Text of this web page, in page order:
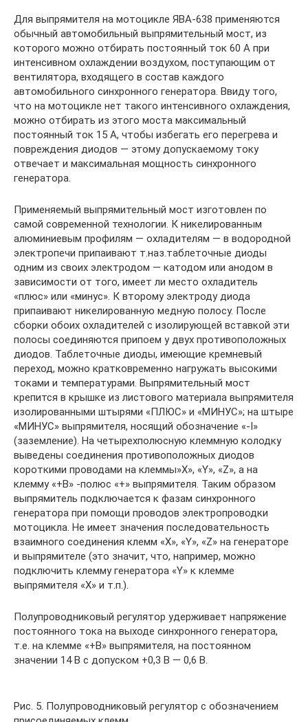
Для выпрямителя на мотоцикле ЯВА-638 применяются
обычный автомобильный выпрямительный мост, из
которого можно отбирать постоянный ток 60 А при
интенсивном охлаждении воздухом, поступающим от
вентилятора, входящего в состав каждого
автомобильного синхронного генератора. Ввиду того,
что на мотоцикле нет такого интенсивного охлаждения,
можно отбирать из этого моста максимальный
постоянный ток 15 А, чтобы избегать его перегрева и
повреждения диодов — этому допускаемому току
отвечает и максимальная мощность синхронного
генератора.
Применяемый выпрямительный мост изготовлен по
самой современной технологии. К никелированным
алюминиевым профилям — охладителям — в водородной
электропечи припаивают т.наз.таблеточные диоды
одним из своих электродом — катодом или анодом в
зависимости от того, имеет ли место охладитель
«плюс» или «минус». К второму электроду диода
припаивают никелированную медную полосу. После
сборки обоих охладителей с изолирующей вставкой эти
полосы соединяются припоем у двух противоположных
диодов. Таблеточные диоды, имеющие кремневый
переход, можно кратковременно нагружать высокими
токами и температурами. Выпрямительный мост
крепится в крышке из листового материала выпрямителя
изолированными штырями «ПЛЮС» и «МИНУС»; на штыре
«МИНУС» выпрямителя, носящий обозначение «-I»
(заземление). На четырехполюсную клеммную колодку
выведены соединения противоположных диодов
короткими проводами на клеммы»X», «Y», «Z», а на
клемму «+В» -полюс «+» выпрямителя. Таким образом
выпрямитель подключается к фазам синхронного
генератора при помощи проводов электропроводки
мотоцикла. Не имеет значения последовательность
взаимного соединения клемм «X», «Y», «Z» на генераторе
и выпрямителе (это значит, что, например, можно
подключить клемму генератора «Y» к клемме
выпрямителя «X» и т.п.).
Полупроводниковый регулятор удерживает напряжение
постоянного тока на выходе синхронного генератора,
т.е. на клемме «+В» выпрямителя, на постоянном
значении 14 В с допуском +0,3 В — 0,6 В.
Рис. 5. Полупроводниковый регулятор с обозначением